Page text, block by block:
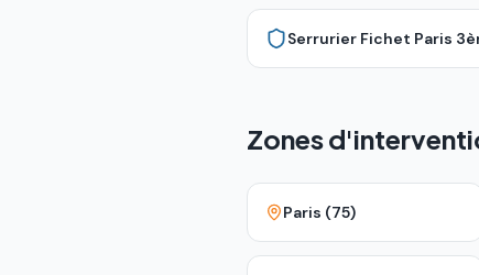
Serrurier Fichet Paris
Zones
Paris (75)